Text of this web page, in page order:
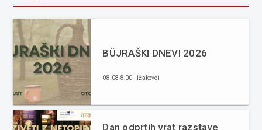
BÜJRAŠKI DNEVI 2026
08.08 8:00 | Ižakovci
Dan odprtih vrat razstave